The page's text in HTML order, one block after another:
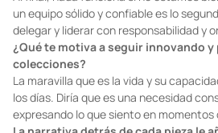
un equipo sólido y confiable es lo
delegar y liderar con responsabilidad y
¿Qué te motiva a seguir innovando
colecciones?
La maravilla que es la vida y su
los días. Diría que es una necesidad
expresando lo que siento en momentos